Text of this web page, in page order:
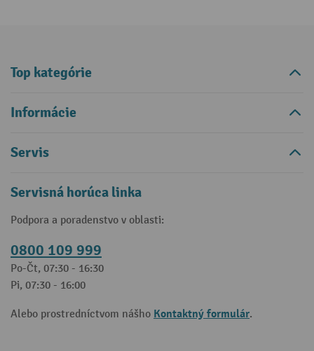
Top kategórie
Informácie
Servis
Servisná horúca linka
Podpora a poradenstvo v oblasti:
0800 109 999
Po-Čt, 07:30 - 16:30
Pi, 07:30 - 16:00
Alebo prostredníctvom nášho Kontaktný formulár.